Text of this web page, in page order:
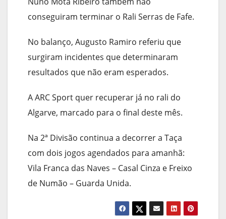
conseguiram terminar o Rali Serras de Fafe.
No balanço, Augusto Ramiro referiu que
surgiram incidentes que determinaram
resultados que não eram esperados.
A ARC Sport quer recuperar já no rali do
Algarve, marcado para o final deste mês.
Na 2ª Divisão continua a decorrer a Taça
com dois jogos agendados para amanhã:
Vila Franca das Naves – Casal Cinza e Freixo
de Numão – Guarda Unida.